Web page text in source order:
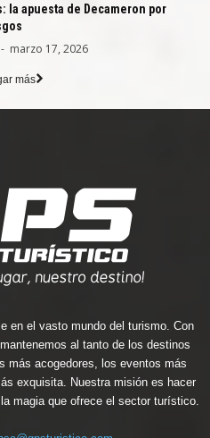
apuesta de Decameron por
- marzo 17, 2026
más
en el vasto mundo del turismo. Con
al tanto de los destinos
más acogedores, los eventos más
exquisita. Nuestra misión es hacer
magia que ofrece el sector turístico.